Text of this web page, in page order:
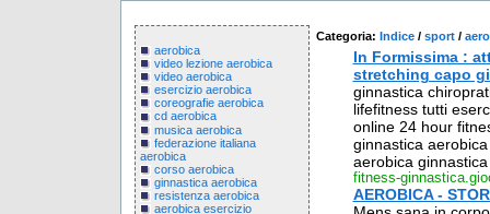
aerobica
video lezione aerobica
video aerobica
esercizio aerobica
coreografie aerobica
cd aerobica
musica aerobica
federazione italiana
aerobica
corso aerobica
ginnastica aerobica
resistenza aerobica
aerobica esercizio
Categoria: Indice / sport /
In Formissima :
stretching capo
ginnastica
lifefitness tutti
online 24 hour
ginnastica
aerobica
fitness-
AEROBICA -